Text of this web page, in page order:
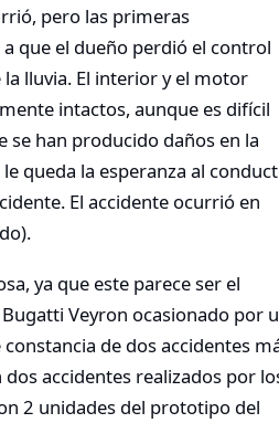
pero las primeras
que el dueño perdió el control
lluvia. El interior y el motor
intactos, aunque es difícil
han producido daños en la
queda la esperanza al
El accidente ocurrió en
ya que este parece ser el
Veyron ocasionado por
de dos accidentes
accidentes realizados por
2 unidades del prototipo del